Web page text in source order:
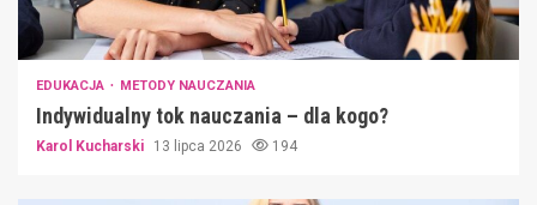
EDUKACJA METODY NAUCZANIA
Indywidualny tok nauczania – dla kogo?
Karol Kucharski 13 lipca 2026 194